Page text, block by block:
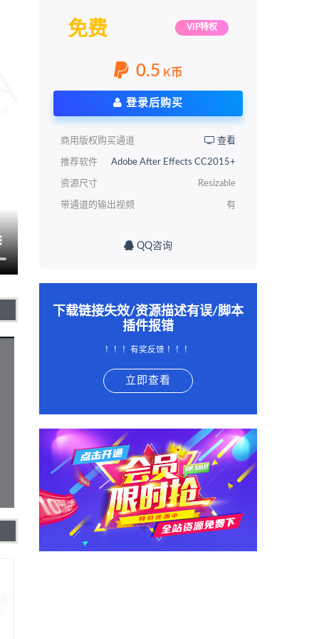
免费 VIP特权
0.5 K币
登录后购买
商用版权购买通道 查看
推荐软件 Adobe After Effects CC2015+
资源尺寸 Resizable
带通道的输出视频 有
QQ咨询
下载链接失效/资源描述有误/脚本
插件报错
！！！有奖反馈 ！！！
立即查看